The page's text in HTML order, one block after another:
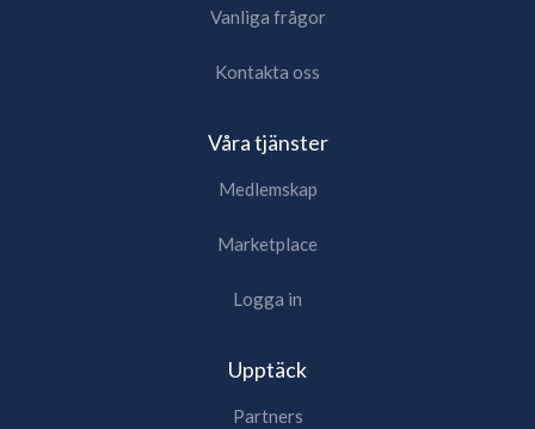
Vanliga frågor
Kontakta oss
Våra tjänster
Medlemskap
Marketplace
Logga in
Upptäck
Partners